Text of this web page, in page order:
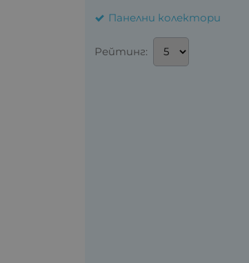
Панелни колектори
Рейтинг: